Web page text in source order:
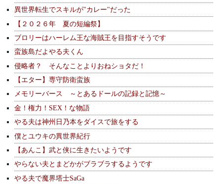
異世界転生でスキルが"カレー"だった
【２０２６年 夏の短編祭】
ブロリーはハーレム王な海賊王を目指すそうです
蛮族島だよやる夫くん
侵略者？ そんなことよりおねショタだ！
【エター】専守防衛蛮族
メモリーバース ～とあるドールの記録と記憶～
金！権力！SEX！な物語
やる夫は神州日乃本をダイスで旅をする
僕とユウキの異世界紀行
【あんこ】武と侠に生きたいようです
やらない夫とまどかがブラブラするようです
やる夫で魔界塔士SaGa